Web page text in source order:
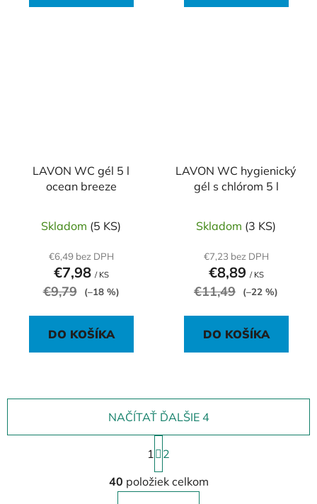
LAVON WC gél 5 l
ocean breeze
Skladom (5 KS)
€6,49 bez DPH
€7,98 / KS
€9,79 (–18 %)
DO KOŠÍKA
LAVON WC hygienický
gél s chlórom 5 l
Skladom (3 KS)
€7,23 bez DPH
€8,89 / KS
€11,49 (–22 %)
DO KOŠÍKA
O
v
NAČÍTAŤ ĎALŠIE 4
S
t
r
á
n
1
2
40 položiek celkom